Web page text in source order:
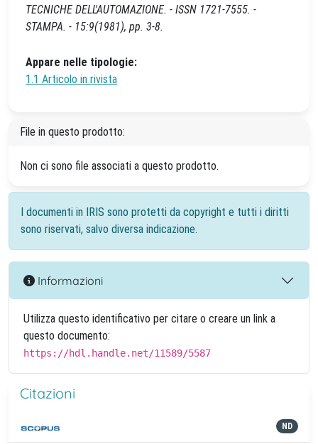
TECNICHE DELL'AUTOMAZIONE. - ISSN 1721-7555. -
STAMPA. - 15:9(1981), pp. 3-8.
Appare nelle tipologie:
1.1 Articolo in rivista
File in questo prodotto:
Non ci sono file associati a questo prodotto.
I documenti in IRIS sono protetti da copyright e tutti i diritti
sono riservati, salvo diversa indicazione.
Informazioni
Utilizza questo identificativo per citare o creare un link a
questo documento:
https://hdl.handle.net/11589/5587
Citazioni
ND